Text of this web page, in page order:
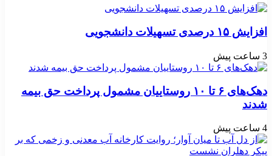
افزایش ۱۵ درصدی تسهیلات دانشجویی
3 ساعت پیش
دهک‌های ۶ تا ۱۰ روستاییان مشمول پرداخت حق بیمه
شدند
4 ساعت پیش